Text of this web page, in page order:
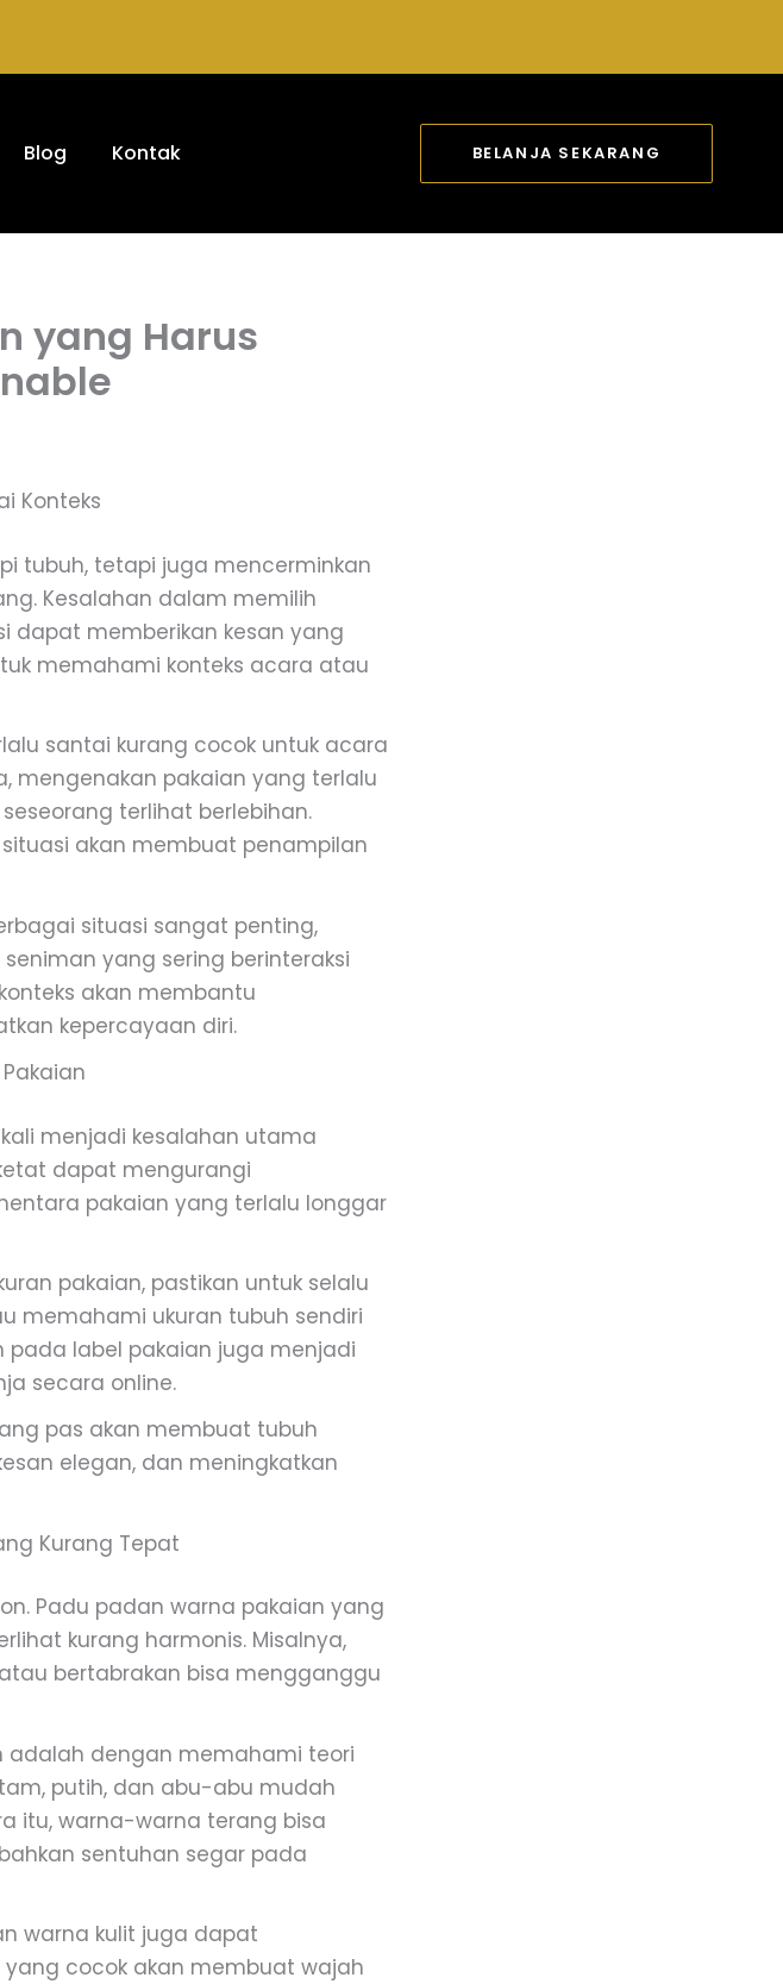
Blog Kontak BELANJA SEKARANG
yang Harus
Konteks
tubuh, tetapi juga mencerminkan
Kesalahan dalam memilih
dapat memberikan kesan yang
memahami konteks acara atau
santai kurang cocok untuk acara
mengenakan pakaian yang terlalu
terlihat berlebihan.
akan membuat penampilan
situasi sangat penting,
yang sering berinteraksi
akan membantu
kepercayaan diri.
menjadi kesalahan utama
dapat mengurangi
pakaian yang terlalu longgar
pakaian, pastikan untuk selalu
memahami ukuran tubuh sendiri
pada label pakaian juga menjadi
secara online.
pas akan membuat tubuh
elegan, dan meningkatkan
Kurang Tepat
Padu padan warna pakaian yang
kurang harmonis. Misalnya,
bertabrakan bisa mengganggu
adalah dengan memahami teori
putih, dan abu-abu mudah
itu, warna-warna terang bisa
sentuhan segar pada
warna kulit juga dapat
cocok akan membuat wajah